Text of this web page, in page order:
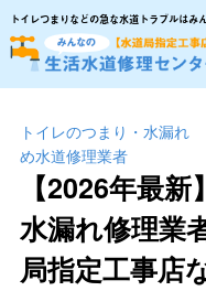
トイレつまりなどの急な水道トラブルはみ
トイレのつまり・⽔漏れ
め水道修理業者
【2026年最
水漏れ修理業
局指定工事店